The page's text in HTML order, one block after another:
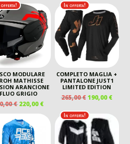
ORIGINALE
ERA:
120,00 €.
ATTUALE
È:
60,00 €.
MODULARE
MATHISSE
ARANCIONE
FLUO GRIGIO
€ IL
PREZZO
ORIGINALE
ERA:
390,00 €.
220,00€IL
PREZZO
ATTUALE
220,00 €.
In offerta!
COMPLETO MAGLIA +
PANTALONE JUST1
LIMITED EDITION
265,00€ IL
ORIGINALE
ERA:
265,00 €.
190,00€IL
In offerta!